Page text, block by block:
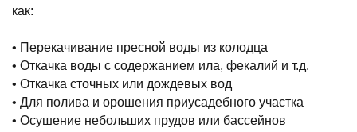
как:
• Перекачивание пресной воды из колодца
• Откачка воды с содержанием ила, фекалий и т.д.
• Откачка сточных или дождевых вод
• Для полива и орошения приусадебного участка
• Осушение небольших прудов или бассейнов